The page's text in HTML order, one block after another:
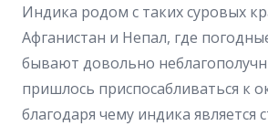
Индика родом с таких суровых
Афганистан и Непал, где
бывают довольно
пришлось приспосабливаться к
благодаря чему индика является